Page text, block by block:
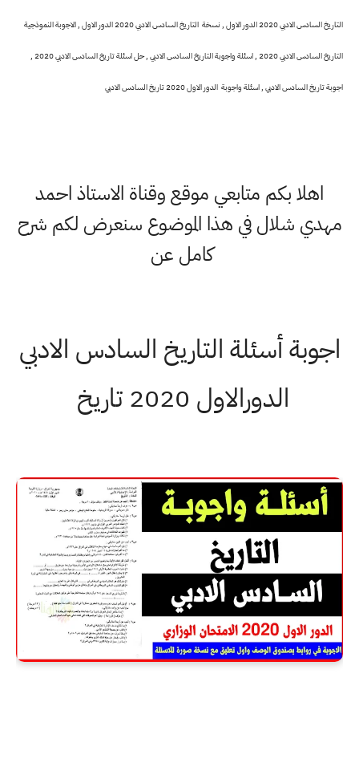
التاريخ السادس الادبي 2020 الدور الاول , نسخة التاريخ السادس الادبي 2020 الدور الاول , الاجوبة النموذجية
التاريخ السادس الادبي 2020 , اسئلة واجوبة التاريخ السادس الادبي , حل اسئلة تاريخ السادس الادبي 2020 ,
اجوبة تاريخ السادس الادبي , اسئلة واجوبة الدور الاول 2020 تاريخ السادس الادبي
اهلا بكم متابعي موقع وقناة الاستاذ احمد
مهدي شلال في هذا الموضوع سنعرض لكم شرح
كامل عن
اجوبة أسئلة التاريخ السادس الادبي
الدورالاول 2020 تاريخ